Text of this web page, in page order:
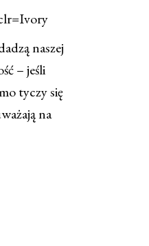
naszej
– jeśli
tyczy się
na